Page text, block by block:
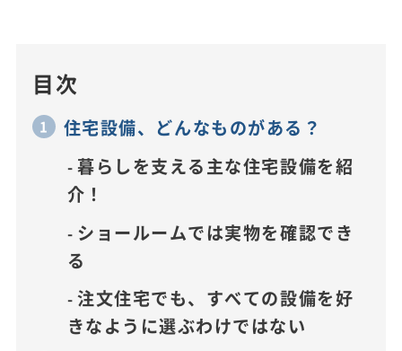
目次
住宅設備、どんなものがある？
暮らしを支える主な住宅設備を紹
介！
ショールームでは実物を確認でき
る
注文住宅でも、すべての設備を好
きなように選ぶわけではない